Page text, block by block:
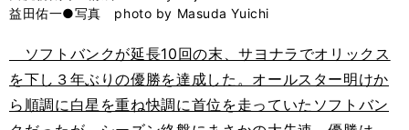
益田佑一●写真 photo by Masuda Yuichi
ソフトバンクが延長10回の末、サヨナラでオリックス
を下し３年ぶりの優勝を達成した。オールスター明けか
ら順調に白星を重ね快調に首位を走っていたソフトバン